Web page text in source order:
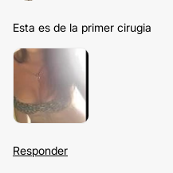
Esta es de la primer cirugia
Responder